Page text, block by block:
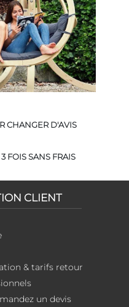
CHANGER D'AVIS
FOIS SANS FRAIS
CLIENT
& tarifs retour
un devis